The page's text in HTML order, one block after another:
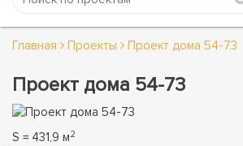
Главная Проекты Проект дома 54-73
Проект дома 54-73
S = 431,9 м2